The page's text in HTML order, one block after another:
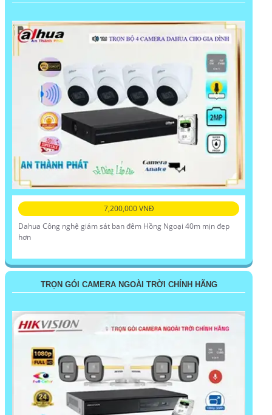
7,200,000 VNĐ
Dahua Công nghệ giám sát ban đêm Hồng Ngoại 40m mịn đẹp
hơn
TRỌN GÓI CAMERA NGOÀI TRỜI CHÍNH HÃNG